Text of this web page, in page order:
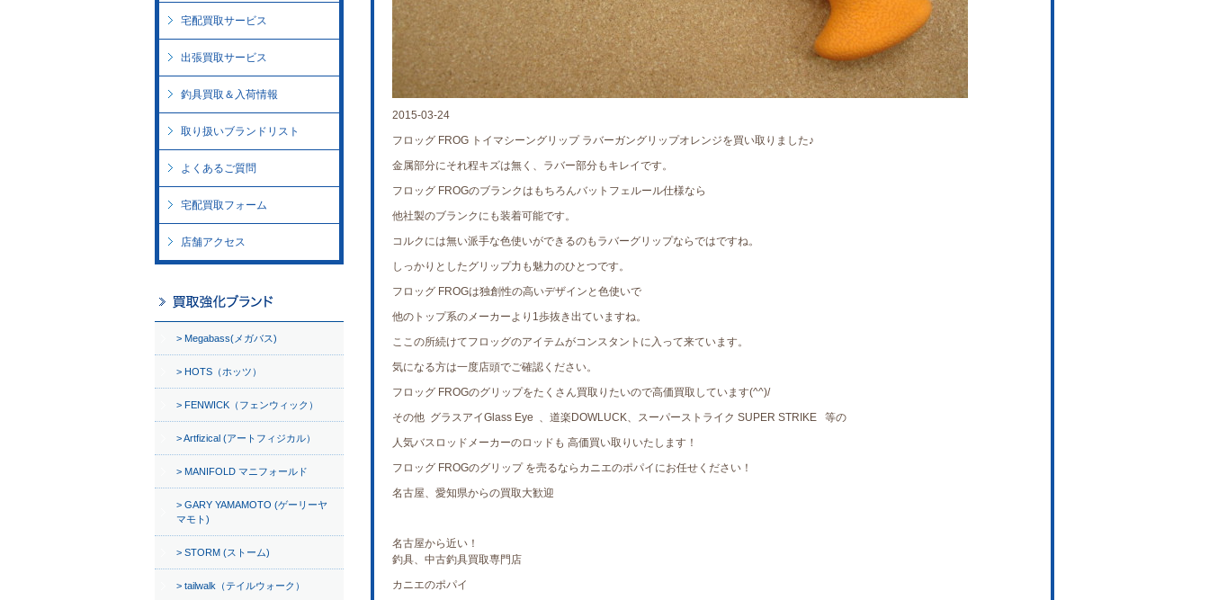
2015-03-24
フロッグ FROG トイマシーングリップ ラバーガングリップオレンジを買い取りました♪
金属部分にそれ程キズは無く、ラバー部分もキレイです。
フロッグ FROGのブランクはもちろんバットフェルール仕様なら
他社製のブランクにも装着可能です。
コルクには無い派手な色使いができるのもラバーグリップならではですね。
しっかりとしたグリップ力も魅力のひとつです。
フロッグ FROGは独創性の高いデザインと色使いで
他のトップ系のメーカーより1歩抜き出ていますね。
ここの所続けてフロッグのアイテムがコンスタントに入って来ています。
気になる方は一度店頭でご確認ください。
フロッグ FROGのグリップをたくさん買取りたいので高価買取しています(^^)/
その他 グラスアイGlass Eye 、道楽DOWLUCK、スーパーストライク SUPER STRIKE 等の
人気バスロッドメーカーのロッドも 高価買い取りいたします！
フロッグ FROGのグリップ を売るならカニエのポパイにお任せください！
名古屋、愛知県からの買取大歓迎
名古屋から近い！
釣具、中古釣具買取専門店
カニエのポパイ
宅配買取サービス
出張買取サービス
釣具買取＆入荷情報
取り扱いブランドリスト
よくあるご質問
宅配買取フォーム
店舗アクセス
Megabass(メガバス)
HOTS（ホッツ）
FENWICK（フェンウィック）
Artfizical (アートフィジカル）
MANIFOLD マニフォールド
GARY YAMAMOTO (ゲーリーヤ
マモト)
STORM (ストーム)
tailwalk（テイルウォーク）